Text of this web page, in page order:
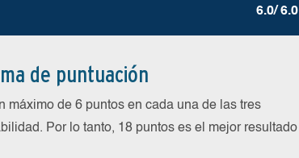
6.0/ 6.0
de puntuación
máximo de 6 puntos en cada una de las tres
Por lo tanto, 18 puntos es el mejor resultado